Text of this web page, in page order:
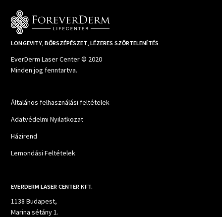
LONGEVITY, BŐRSZÉPÉSZET, LÉZERES SZŐRTELENÍTÉS
EverDerm Laser Center © 2020
Minden jog fenntartva.
Általános felhasználási feltételek
Adatvédelmi Nyilatkozat
Házirend
Lemondási Feltételek
EVERDERM LASER CENTER KFT.
1138 Budapest,
Marina sétány 1.